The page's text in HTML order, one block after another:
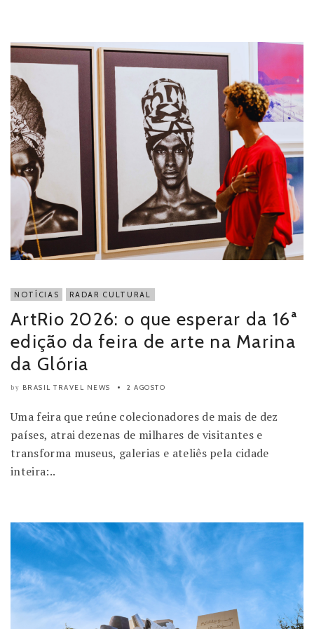
NOTÍCIAS RADAR CULTURAL
ArtRio 2026: o que esperar da 16ª
edição da feira de arte na Marina
da Glória
by BRASIL TRAVEL NEWS 2 AGOSTO
Uma feira que reúne colecionadores de mais de dez
países, atrai dezenas de milhares de visitantes e
transforma museus, galerias e ateliês pela cidade
inteira:..